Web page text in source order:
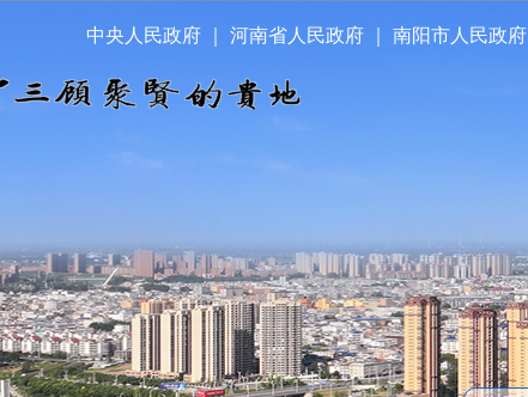
中央人民政府 河南省人民政府 南阳市人民政府